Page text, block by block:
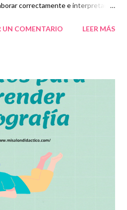
correctamente e interpretar
estos increíbles cuentos de
letras de otras con las que
veces. Esperamos que estos
técnicas y para que el
lectura y la escritura
con gran entusiasmo a los
que con la mejor intención
educativas de todos los
que nosotro...
UN COMENTARIO LEER MÁS